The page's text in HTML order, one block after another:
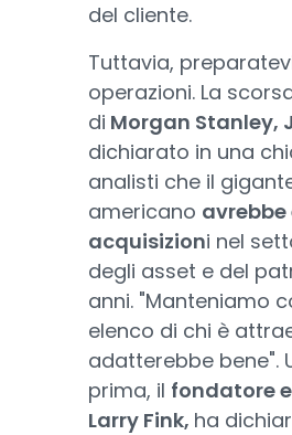
del cliente.
Tuttavia,
operazioni. La
di Morgan Stanley,
dichiarato in una
analisti che il
americano
acquisizioni nel
degli asset e del
anni. "Manteniamo
elenco di chi è
adatterebbe bene".
prima, il fondatore e
Larry Fink, ha